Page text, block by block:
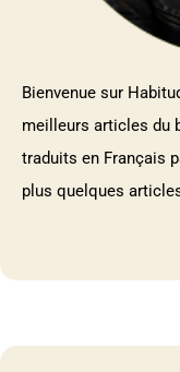
Bienvenue sur
meilleurs articles du
traduits en Français
plus quelques